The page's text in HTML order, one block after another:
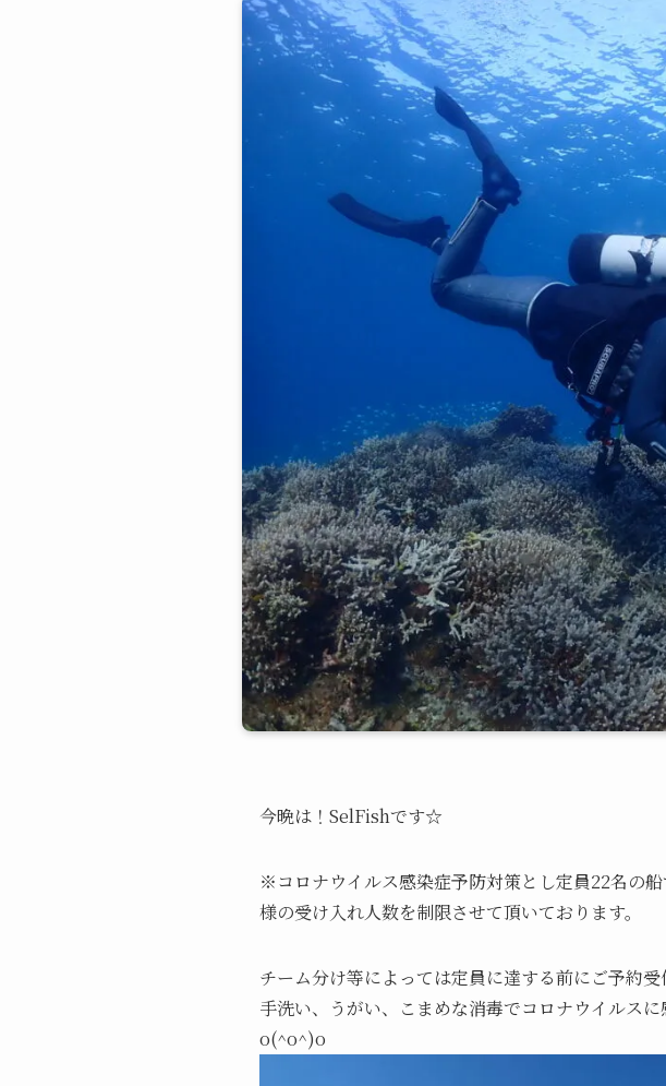
今晩は！SelFishです☆
※コロナウイルス感染症予防対策とし定員22名の
様の受け入れ人数を制限させて頂いております。
チーム分け等によっては定員に達する前にご予約
手洗い、うがい、こまめな消毒でコロナウイルス
o(^o^)o